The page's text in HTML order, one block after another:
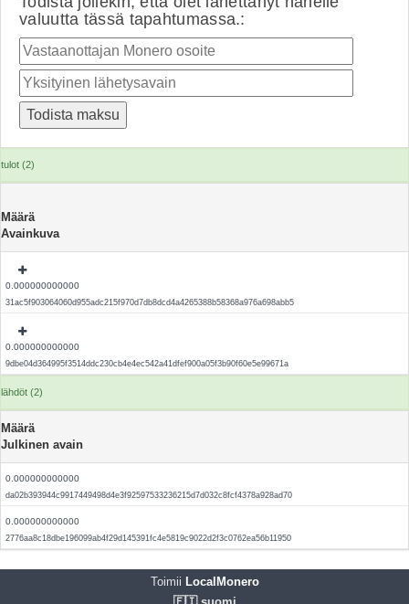
valuutta tässä tapahtumassa.:
tulot (2)
Määrä
Avainkuva
0.000000000000
31ac5f903064060d955adc215f970d7db8dcd4a4265388b58368a976a698abb5
0.000000000000
9dbe04d364995f3514ddc230cb4e4ec542a41dfef900a05f3b90f60e5e99671a
lähdöt (2)
Määrä
Julkinen avain
0.000000000000
da02b393944c9917449498d4e3f92597533236215d7d032c8fcf4378a928ad70
0.000000000000
2776aa8c18dbe196099ab4f29d145391fc4e5819c9022d2f3c0762ea56b11950
Toimii LocalMonero